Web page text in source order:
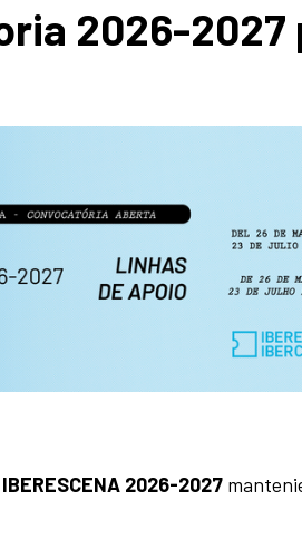
2026-2027
2026-2027